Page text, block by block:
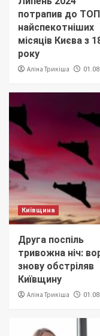
потрапив до
найспекотніших
місяців Києва з
року
Аліна Трикіша
Київщина
Друга поспіль
тривожна ніч:
знову обстріляв
Київщину
Аліна Трикіша